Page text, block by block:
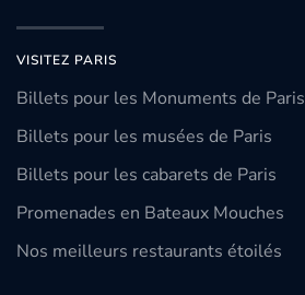
VISITEZ PARIS
Billets pour les Monuments de Paris
Billets pour les musées de Paris
Billets pour les cabarets de Paris
Promenades en Bateaux Mouches
Nos meilleurs restaurants étoilés